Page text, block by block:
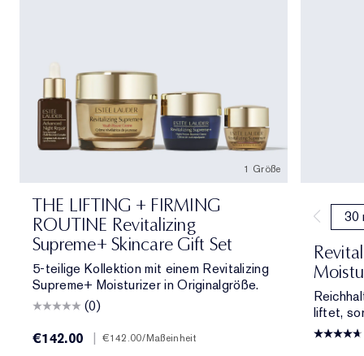
1 Größe
THE LIFTING + FIRMING
ROUTINE Revitalizing
Supreme+ Skincare Gift Set
5-teilige Kollektion mit einem Revitalizing
Supreme+ Moisturizer in Originalgröße.
(0)
€142.00
| €142.00/Maßeinheit
30
liftet,